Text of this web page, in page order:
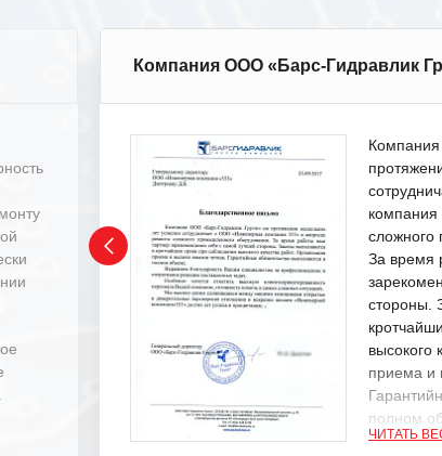
Компания ООО «Барс-Гидравлик
компания
сложного
За время
стороны.
высокого
приема и
полном
ЧИТАТЬ